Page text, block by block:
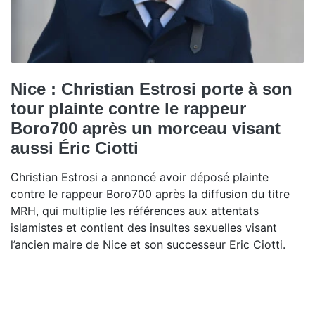
Nice : Christian Estrosi porte à son
tour plainte contre le rappeur
Boro700 après un morceau visant
aussi Éric Ciotti
Christian Estrosi a annoncé avoir déposé plainte
contre le rappeur Boro700 après la diffusion du titre
MRH, qui multiplie les références aux attentats
islamistes et contient des insultes sexuelles visant
l’ancien maire de Nice et son successeur Eric Ciotti.